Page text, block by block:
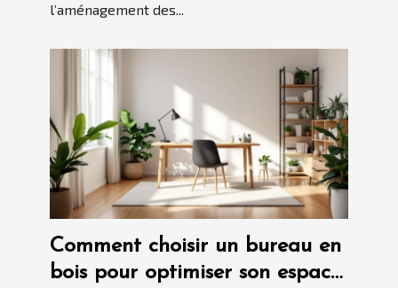
l’aménagement des...
Comment choisir un bureau en
bois pour optimiser son espace